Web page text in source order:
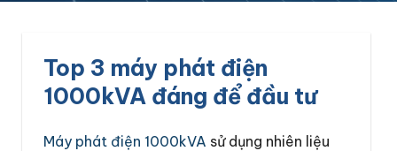
Top 3 máy phát điện
1000kVA đáng để đầu tư
Máy phát điện 1000kVA sử dụng nhiên liệu